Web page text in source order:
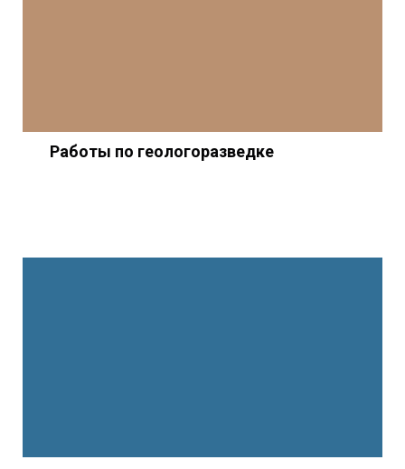
Работы по геологоразведке